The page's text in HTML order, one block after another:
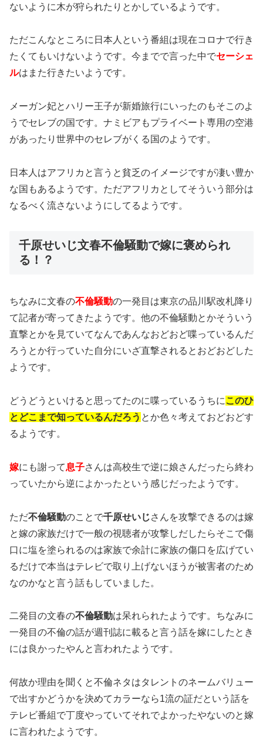
ないように木が狩られたりとかしているようです。
ただこんなところに日本人という番組は現在コロナで行き
たくてもいけないようです。今までで言った中でセーシェ
ルはまた行きたいようです。
メーガン妃とハリー王子が新婚旅行にいったのもそこのよ
うでセレブの国です。ナミビアもプライベート専用の空港
があったり世界中のセレブがくる国のようです。
日本人はアフリカと言うと貧乏のイメージですが凄い豊か
な国もあるようです。ただアフリカとしてそういう部分は
なるべく流さないようにしてるようです。
千原せいじ文春不倫騒動で嫁に褒められ
る！？
ちなみに文春の不倫騒動の一発目は東京の品川駅改札降り
て記者が寄ってきたようです。他の不倫騒動とかそういう
直撃とかを見ていてなんであんなおどおど喋っているんだ
ろうとか行っていた自分にいざ直撃されるとおどおどした
ようです。
どうどうといけると思ってたのに喋っているうちに このひ
とどこまで知っているんだろう とか色々考えておどおどす
るようです。
嫁にも謝って息子さんは高校生で逆に娘さんだったら終わ
っていたから逆によかったという感じだったようです。
ただ不倫騒動のことで千原せいじさんを攻撃できるのは嫁
と嫁の家族だけで一般の視聴者が攻撃しだしたらそこで傷
口に塩を塗られるのは家族で余計に家族の傷口を広げてい
るだけで本当はテレビで取り上げないほうが被害者のため
なのかなと言う話もしていました。
二発目の文春の不倫騒動は呆れられたようです。ちなみに
一発目の不倫の話が週刊誌に載ると言う話を嫁にしたとき
には良かったやんと言われたようです。
何故か理由を聞くと不倫ネタはタレントのネームバリュー
で出すかどうかを決めてカラーなら1流の証だという話を
テレビ番組で丁度やっていてそれでよかったやないのと嫁
に言われたようです。